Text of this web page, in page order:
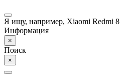
Я ищу, например, Xiaomi Redmi 8
Информация
×
Поиск
×